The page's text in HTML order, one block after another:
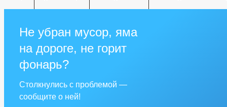
Не убран мусор, яма
на дороге, не горит
фонарь?
Столкнулись с проблемой —
сообщите о ней!